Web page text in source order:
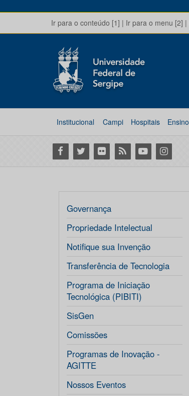
Ir para o conteúdo [1] | Ir para o menu [2] |
Institucional Campi Hospitais Ensino
Facebook
Twitter Flickr RSS YoutubeInstagram
Governança
Propriedade Intelectual
Notifique sua Invenção
Transferência de Tecnologia
Programa de Iniciação
Tecnológica (PIBITI)
SisGen
Comissões
Programas de Inovação -
AGITTE
Nossos Eventos